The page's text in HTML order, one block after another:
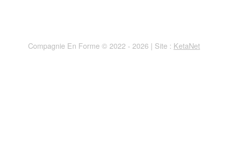
Compagnie En Forme © 2022 - 2026 | Site : KetaNet